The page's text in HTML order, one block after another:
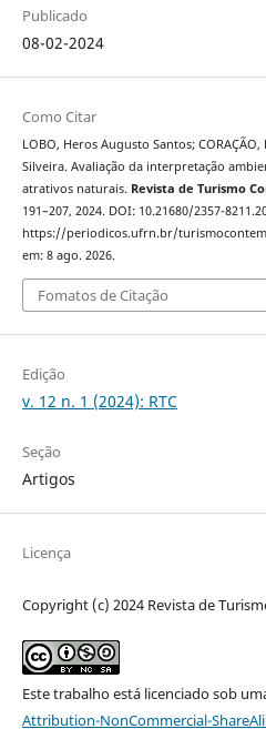
Publicado
08-02-2024
Como Citar
LOBO, Heros Augusto Santos;
Silveira. Avaliação da interpretação
atrativos naturais. Revista de Turismo
191–207, 2024. DOI: 10.21680/2357-
https://periodicos.ufrn.br/
em: 8 ago. 2026.
Fomatos de Citação
Edição
v. 12 n. 1 (2024): RTC
Seção
Artigos
Licença
Copyright (c) 2024 Revista de
Este trabalho está licenciado sob
Attribution-NonCommercial-